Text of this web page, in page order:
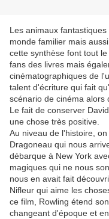
Les animaux
monde familier mais
cette synthèse font tout
fans des livres mais
cinématographiques de
talent d'écriture qui fait
scénario de cinéma alors
Le fait de conserver
une chose très positive.
Au niveau de l'histoire,
Dragoneau qui nous
débarque à New York
magiques qui ne nous
nous en avait fait
Nifleur qui aime les
ce film, Rowling étend
changeant d'époque et